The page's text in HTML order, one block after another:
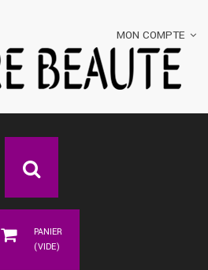
MON COMPTE
PANIER
(VIDE)